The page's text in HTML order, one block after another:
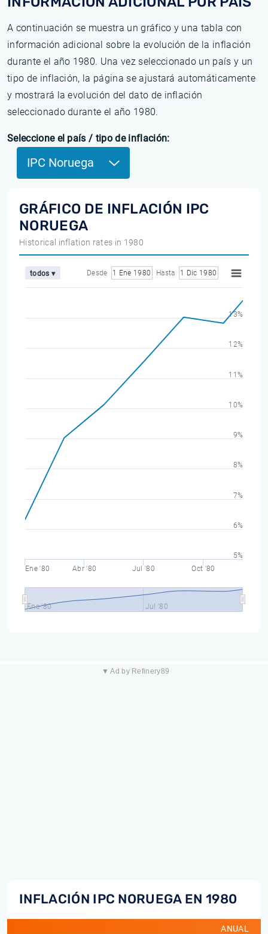
A continuación se muestra un gráfico y una tabla con
información adicional sobre la evolución de la inflación
durante el año 1980. Una vez seleccionado un país y un
tipo de inflación, la página se ajustará automáticamente
y mostrará la evolución del dato de inflación
seleccionado durante el año 1980.
Seleccione el país / tipo de inflación:
IPC Noruega
GRÁFICO DE INFLACIÓN IPC
NORUEGA
Historical inflation rates in 1980
todos ▾ Desde 1 Ene 1980 Hasta 1 Dic 1980
Ene '80 Abr '80 Jul '80 Oct '80
Ene '80 Jul '80
5%
6%
7%
8%
9%
10%
11%
12%
13%
▼ Ad by Refinery89
INFLACIÓN IPC NORUEGA EN 1980
ANUAL